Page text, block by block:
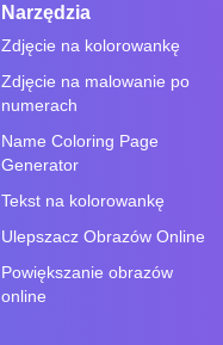
Narzędzia
Zdjęcie na kolorowankę
Zdjęcie na malowanie po
numerach
Name Coloring Page
Generator
Tekst na kolorowankę
Ulepszacz Obrazów Online
Powiększanie obrazów
online